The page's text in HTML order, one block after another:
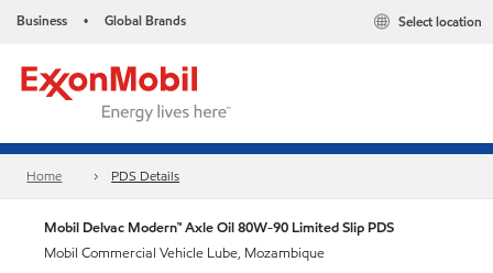
Business • Global Brands Select location
Home PDS Details
Mobil Delvac Modern™ Axle Oil 80W-90 Limited Slip PDS
Mobil Commercial Vehicle Lube, Mozambique